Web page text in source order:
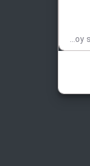
تعمیر اینورترهای Elin الین تعمیر اینورترهای Leroy somer لوری سومر تعمیر اینورترهای Eurotherm یوروترم تعمیر…